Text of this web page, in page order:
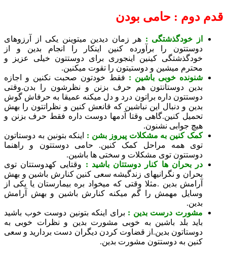
: حامی بودن
خودگذشتگی : هر زمان دیدین میتوینن یکی از آرزوهای
را برآورده کنین اینکار را انجام بدین و از
کینین اینجوری برای دوستتون خیلی عزیز و
میشین و دوستیتون را تقوت میکنین.
خوبی باشین : فقط خودتون صحبت نکنین و اجازه
دوستانتون هم حرف بزنن و نظرشون را بدن.وقتی
داره براتون درد و دل میکنه عمیقا به حرفاش گوش
و دنبال این نباشین که قانعش کنین و نظراتتون را بهش
کنین.گاهی وقتا آدمها دوست داره فقط حرف بزنن و
جوابی نشنون.
کنین به مشکلات پیروز بشن :اینکه بتونین به دوستاتون
همه مراحل کمک کنین. حامی دوستتون و راهنما
توی مشکلات و سختی ها باشین.
بحران ها کنار دوستتان باشید : وقتایی کهدوستتان توی
و نگرانیهای زندگیشه سعی کنین کنارش باشین و بهش
بدین .مثلا وقتی که میخواد بره بیمارستان یا یکی از
مهمش را گم میکنه کنارش باشین و بهش آرامش
درست بدین :برای اینکه بتونین دوست خوب باشید
بلد باشین به خوبی مشورت بدین و نظرات خوبی به
بدین.از قضاوت کردن دیگران دست بردارید و سعی
به دوستتون مشورت بدین.